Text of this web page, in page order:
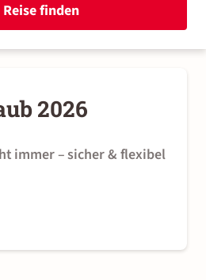
2026
immer – sicher & flexibel
Reise finden